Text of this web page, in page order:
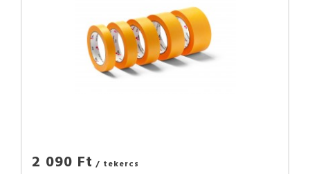
2 090 Ft / tekercs